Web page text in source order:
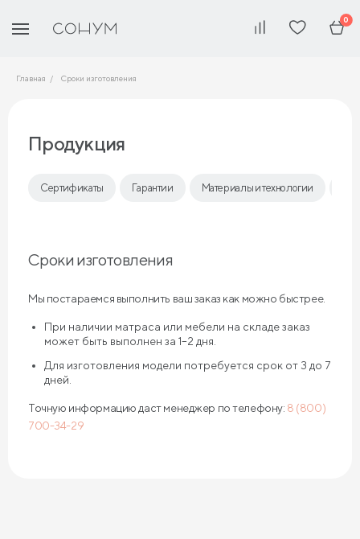
0
Главная Сроки изготовления
Продукция
Сертификаты Гарантии Материалы и технологии
Сроки изготовления
Мы постараемся выполнить ваш заказ как можно быстрее.
При наличии матраса или мебели на складе заказ
может быть выполнен за 1–2 дня.
Для изготовления модели потребуется срок от 3 до 7
дней.
Точную информацию даст менеджер по телефону: 8 (800)
700-34-29